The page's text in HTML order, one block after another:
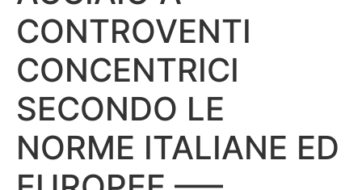
CONTROVENTI
CONCENTRICI
SECONDO LE
NORME ITALIANE ED